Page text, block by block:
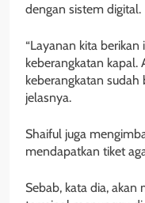
dengan sistem digital.
“Layanan kita
keberangkatan kapal.
keberangkatan sudah
jelasnya.
Shaiful juga
mendapatkan tiket
Sebab, kata dia,